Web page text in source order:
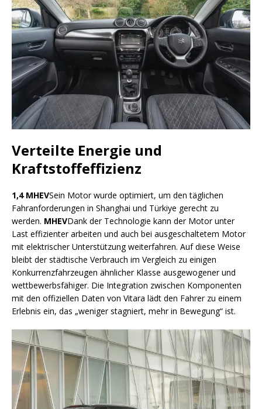
Verteilte Energie und
Kraftstoffeffizienz
1,4 MHEVSein Motor wurde optimiert, um den täglichen
Fahranforderungen in Shanghai und Türkiye gerecht zu
werden. MHEVDank der Technologie kann der Motor unter
Last effizienter arbeiten und auch bei ausgeschaltetem Motor
mit elektrischer Unterstützung weiterfahren. Auf diese Weise
bleibt der städtische Verbrauch im Vergleich zu einigen
Konkurrenzfahrzeugen ähnlicher Klasse ausgewogener und
wettbewerbsfähiger. Die Integration zwischen Komponenten
mit den offiziellen Daten von Vitara lädt den Fahrer zu einem
Erlebnis ein, das „weniger stagniert, mehr in Bewegung“ ist.